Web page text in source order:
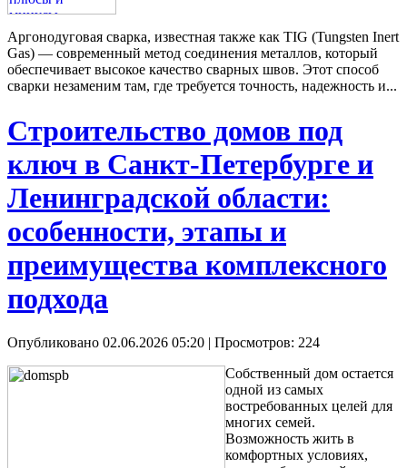
Аргонодуговая сварка, известная также как TIG (Tungsten Inert
Gas) — современный метод соединения металлов, который
обеспечивает высокое качество сварных швов. Этот способ
сварки незаменим там, где требуется точность, надежность и...
Строительство домов под
ключ в Санкт-Петербурге и
Ленинградской области:
особенности, этапы и
преимущества комплексного
подхода
Опубликовано 02.06.2026 05:20 | Просмотров: 224
Собственный дом остается
одной из самых
востребованных целей для
многих семей.
Возможность жить в
комфортных условиях,